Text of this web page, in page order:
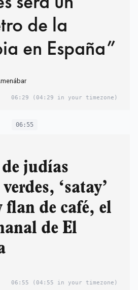
de la
en España”
06:29 (04:29 in your timezone)
06:55
judías
‘satay’
flan de café, el
de El
06:55 (04:55 in your timezone)